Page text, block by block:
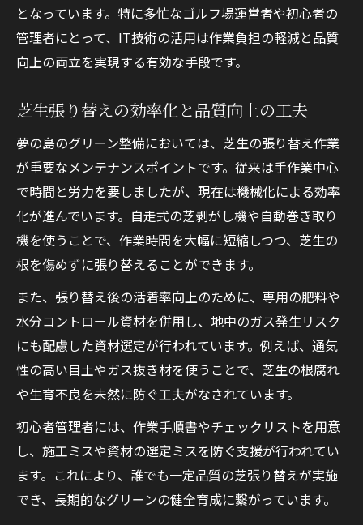
となっています。特に多忙なゴルフ場運営者や初心者の
管理者にとって、IT技術の活用は作業負担の軽減と品質
向上の両立を実現する有効な手段です。
芝生張り替えの効率化と品質向上の工夫
夢の島のグリーン整備においては、芝生の張り替え作業
が重要なメンテナンスポイントです。従来は手作業中心
で時間と労力を要しましたが、現在は機械化による効率
化が進んでいます。自走式の芝剥がし機や自動巻き取り
機を使うことで、作業時間を大幅に短縮しつつ、芝生の
根を傷めずに張り替えることができます。
また、張り替え後の活着率向上のために、専用の肥料や
水分コントロール資材を併用し、地中のガス発生リスク
にも配慮した資材選定が行われています。例えば、通気
性の高い目土やガス抜き材を使うことで、芝生の根腐れ
や生育不良を未然に防ぐ工夫がなされています。
初心者管理者には、作業手順書やチェックリストを用意
し、施工ミスや資材の選定ミスを防ぐ支援が行われてい
ます。これにより、誰でも一定品質の芝張り替えが実施
でき、長期的なグリーンの健全育成に繋がっています。